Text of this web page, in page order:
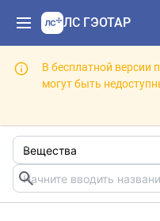
ЛС ГЭОТАР
В бесплатной версии
могут быть